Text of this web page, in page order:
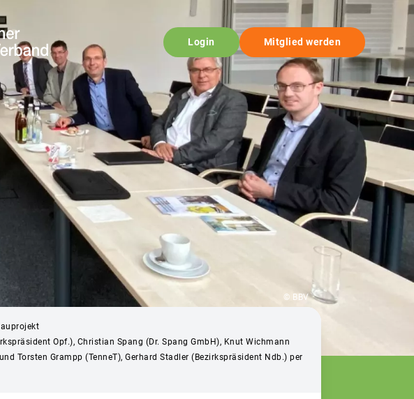
Login Mitglied werden
© BBV
Opf.), Christian Spang (Dr. Spang GmbH), Knut Wichmann
Torsten Grampp (TenneT), Gerhard Stadler (Bezirkspräsident Ndb.) per